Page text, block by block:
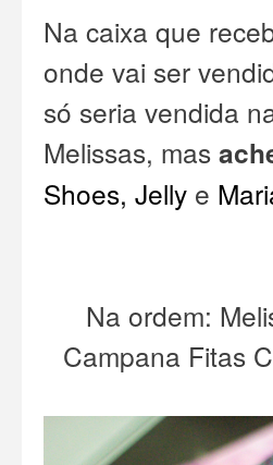
Na caixa que
onde vai ser
só seria vendida
Melissas, mas
Shoes, Jelly e
Na ordem:
Campana Fitas